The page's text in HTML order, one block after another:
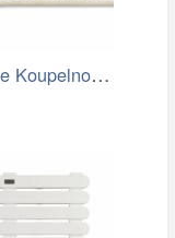
AmeliaHome Koupelnová předložka Bati…